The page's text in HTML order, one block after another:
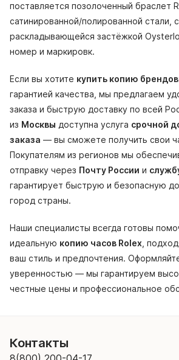
поставляется позолоченный браслет
сатинированной/полированной стали,
раскладывающейся застёжкой
номер и маркировк.
Если вы хотите купить копию
гарантией качества, мы предлагаем
заказа и быструю доставку по всей
из Москвы доступна услуга срочной
заказа — вы сможете получить свои
Покупателям из регионов мы
отправку через Почту России и
гарантирует быструю и безопасную
город страны.
Наши специалисты всегда готовы
идеальную копию часов Rolex ,
ваш стиль и предпочтения.
уверенностью — мы гарантируем
честные цены и профессиональное
Контакты